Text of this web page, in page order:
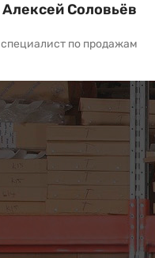
Алексей Соловьёв
специалист по продажам